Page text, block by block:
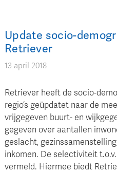
Update socio-
Retriever
13 april 2018
Retriever heeft de socio-
regio’s geüpdatet naar de
vrijgegeven buurt- en
gegeven over aantallen
geslacht,
inkomen. De selectiviteit
vermeld. Hiermee biedt